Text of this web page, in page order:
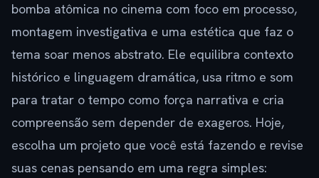
bomba atômica no cinema com foco em processo,
montagem investigativa e uma estética que faz o
tema soar menos abstrato. Ele equilibra contexto
histórico e linguagem dramática, usa ritmo e som
para tratar o tempo como força narrativa e cria
compreensão sem depender de exageros. Hoje,
escolha um projeto que você está fazendo e revise
suas cenas pensando em uma regra simples: